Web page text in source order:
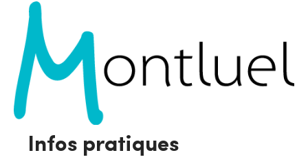
Infos pratiques